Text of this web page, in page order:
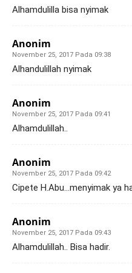
Alhamdulilla bisa nyimak
Anonim
November 25, 2017 Pada 09:38
Alhandulillah nyimak
Anonim
November 25, 2017 Pada 09:41
Alhamdulillah..
Anonim
November 25, 2017 Pada 09:42
Cipete H.Abu…menyimak ya
Anonim
November 25, 2017 Pada 09:43
Alhamdulillah.. Bisa hadir.